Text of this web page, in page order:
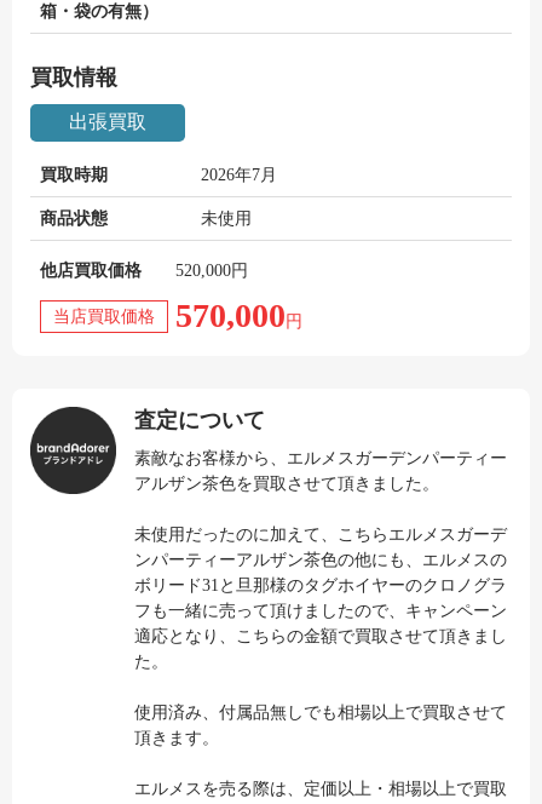
箱・袋の有無）
買取情報
出張買取
買取時期 2026年7月
商品状態 未使用
他店買取価格 520,000円
当店買取価格 570,000 円
査定について
素敵なお客様から、エルメスガーデンパーティー
アルザン茶色を買取させて頂きました。
未使用だったのに加えて、こちらエルメスガーデ
ンパーティーアルザン茶色の他にも、エルメスの
ボリード31と旦那様のタグホイヤーのクロノグラ
フも一緒に売って頂けましたので、キャンペーン
適応となり、こちらの金額で買取させて頂きまし
た。
使用済み、付属品無しでも相場以上で買取させて
頂きます。
エルメスを売る際は、定価以上・相場以上で買取